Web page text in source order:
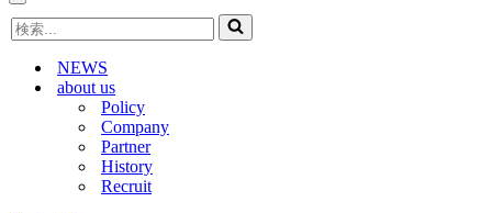
ゲ
シ
ョ
ナ
ビ
検
索...
NEWS
about us
Policy
Company
Partner
History
Recruit